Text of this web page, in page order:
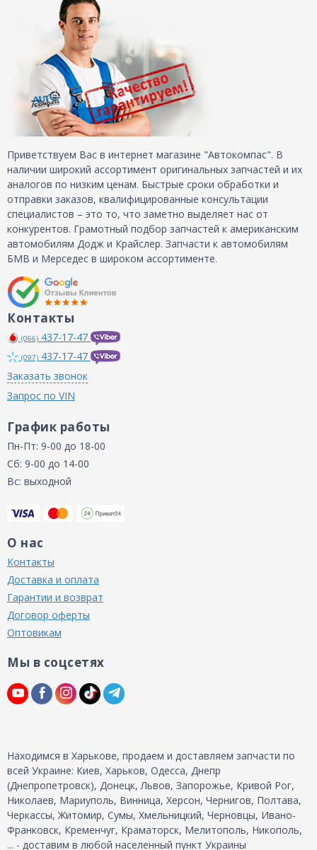
Приветствуем Вас в интернет магазине "Автокомпас". В
наличии широкий ассортимент оригинальных запчастей и их
аналогов по низким ценам. Быстрые сроки обработки и
отправки заказов, квалифицированные консультации
специалистов – это то, что заметно выделяет нас от
конкурентов. Грамотный подбор запчастей к американским
автомобилям Додж и Крайслер. Запчасти к автомобилям
БМВ и Мерседес в широком ассортименте.
Контакты
(066) 437-17-47
(097) 437-17-47
Заказать звонок
Запрос по VIN
График работы
Пн-Пт: 9-00 до 18-00
Сб: 9-00 до 14-00
Вс: выходной
О нас
Контакты
Доставка и оплата
Гарантии и возврат
Договор оферты
Оптовикам
Мы в соцсетях
Находимся в Харькове, продаем и доставляем запчасти по
всей Украине: Киев, Харьков, Одесса, Днепр
(Днепропетровск), Донецк, Львов, Запорожье, Кривой Рог,
Николаев, Мариуполь, Винница, Херсон, Чернигов, Полтава,
Черкассы, Житомир, Сумы, Хмельницкий, Черновцы, Ивано-
Франковск, Кременчуг, Краматорск, Мелитополь, Никополь,
... - доставим в любой населенный пункт Украины